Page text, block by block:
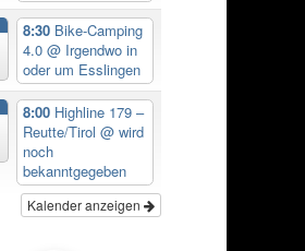
8:30 Bike-Camping
4.0@ Irgendwo in
oder um Esslingen
8:00 Highline 179 –
Reutte/Tirol@ wird
noch
bekanntgegeben
Kalender anzeigen